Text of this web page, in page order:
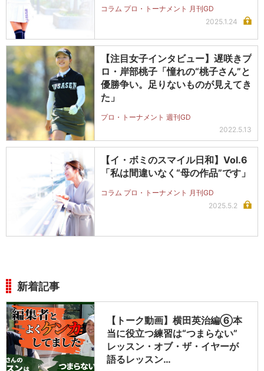
コラム プロ・トーナメント 月刊GD
2025.1.24
【注目女子インタビュー】遅咲きプ
ロ・岸部桃子「憧れの“桃子さん”と
優勝争い。足りないものが見えてき
た」
プロ・トーナメント 週刊GD
2022.5.13
【イ・ボミのスマイル日和】Vol.6
「私は間違いなく“母の作品”です」
コラム プロ・トーナメント 月刊GD
2025.5.2
新着記事
【トーク動画】横田英治編⑥本
当に役立つ練習は“つまらない”
レッスン・オブ・ザ・イヤーが
語るレッスン…